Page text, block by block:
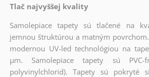
Tlač najvyššej kvality
Samolepiace tapety sú tlačené na
jemnou štruktúrou a matným povrchom.
modernou UV-led technológiou na
µm. Samolepiace tapety sú PVC-
polyvinylchlorid). Tapety sú pokryté